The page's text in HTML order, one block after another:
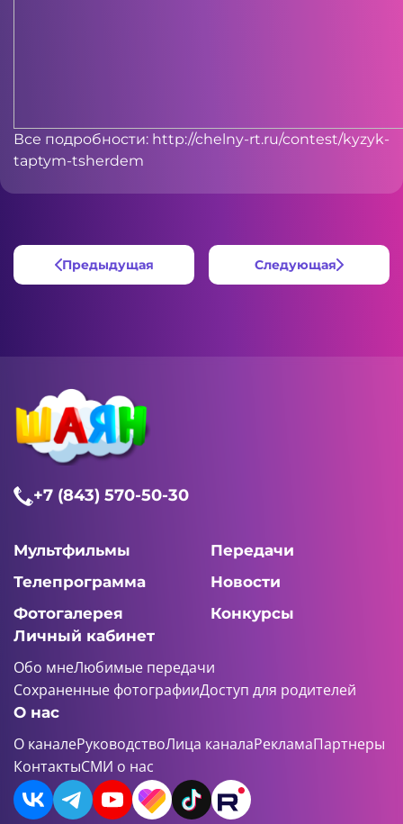
Все подробности: http://chelny-rt.ru/contest/kyzyk-
taptym-tsherdem
Предыдущая Следующая
+7 (843) 570-50-30
Мультфильмы
Передачи
Телепрограмма
Новости
Фотогалерея
Конкурсы
Личный кабинет
Обо мнеЛюбимые передачи
Сохраненные фотографииДоступ для родителей
О нас
О каналеРуководствоЛица каналаРекламаПартнеры
КонтактыСМИ о нас